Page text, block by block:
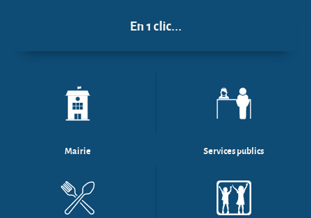
En 1 clic...
Mairie Services publics